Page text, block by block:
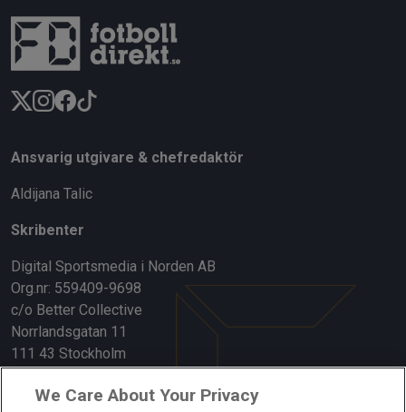
Ansvarig utgivare & chefredaktör
Aldijana Talic
Skribenter
Digital Sportsmedia i Norden AB
Org.nr: 559409-9698
c/o Better Collective
Norrlandsgatan 11
111 43 Stockholm
Länkar
We Care About Your Privacy